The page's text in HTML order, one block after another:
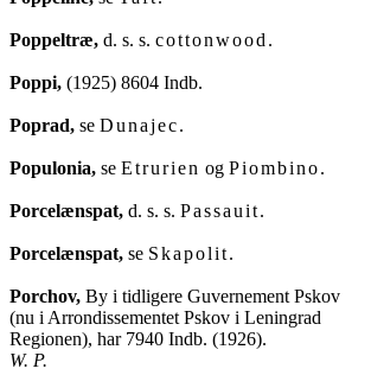
Poppeltræ, d. s. s. cottonwood .
Poppi, (1925) 8604 Indb.
Poprad, se Dunajec.
Populonia, se Etrurien og Piombino.
Porcelænspat, d. s. s. Passauit.
Porcelænspat, se Skapolit.
Porchov, By i tidligere Guvernement Pskov
(nu i Arrondissementet Pskov i Leningrad
W. P.